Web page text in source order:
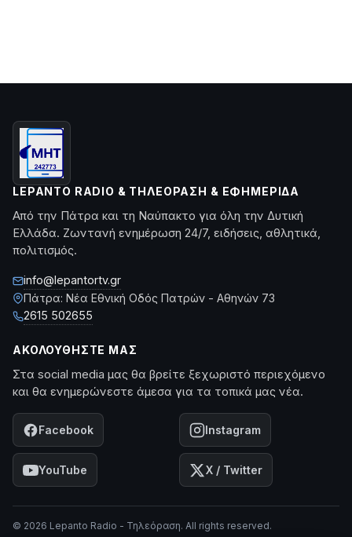
LEPANTO RADIO & ΤΗΛΕΌΡΑΣΗ & ΕΦΗΜΕΡΊΔΑ
Από την Πάτρα και τη Ναύπακτο για όλη την Δυτική
Ελλάδα. Ζωντανή ενημέρωση 24/7, ειδήσεις, αθλητικά,
πολιτισμός.
info@lepantortv.gr
Πάτρα: Νέα Εθνική Οδός Πατρών - Αθηνών 73
2615 502655
ΑΚΟΛΟΥΘΉΣΤΕ ΜΑΣ
Στα social media μας θα βρείτε ξεχωριστό περιεχόμενο
και θα ενημερώνεστε άμεσα για τα τοπικά μας νέα.
Facebook Instagram
YouTube X / Twitter
© 2026 Lepanto Radio - Τηλεόραση. All rights reserved.